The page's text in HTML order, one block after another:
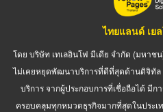
ไทยแลนด์ เย
โดย บริษัท เทเลอินโฟ มีเดีย จำกัด (มหาช
ไม่เคยหยุดพัฒนาบริการที่ดีที่สุดด้านดิจิทัล
บริการ จากผู้ประกอบการที่เชื่อถือได้ มี
ครอบคลุมทุกหมวดธุรกิจมากที่สุดในประเ